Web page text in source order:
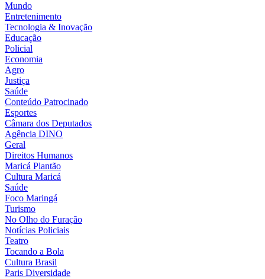
Mundo
Entretenimento
Tecnologia & Inovação
Educação
Policial
Economia
Agro
Justiça
Saúde
Conteúdo Patrocinado
Esportes
Câmara dos Deputados
Agência DINO
Geral
Direitos Humanos
Maricá Plantão
Cultura Maricá
Saúde
Foco Maringá
Turismo
No Olho do Furação
Notícias Policiais
Teatro
Tocando a Bola
Cultura Brasil
Paris Diversidade